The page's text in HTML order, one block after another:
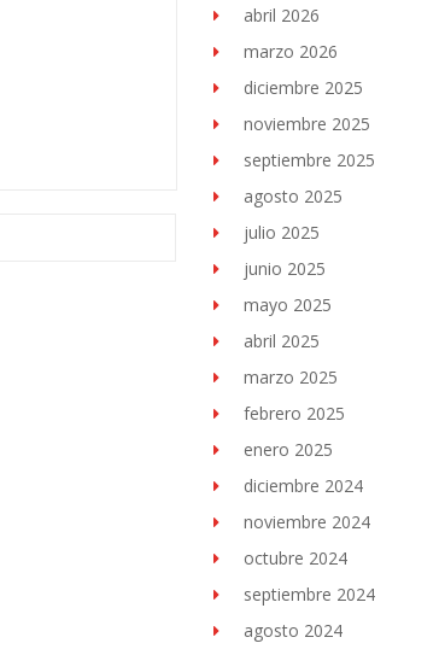
abril 2026
marzo 2026
diciembre 2025
noviembre 2025
septiembre 2025
agosto 2025
julio 2025
junio 2025
mayo 2025
abril 2025
marzo 2025
febrero 2025
enero 2025
diciembre 2024
noviembre 2024
octubre 2024
septiembre 2024
agosto 2024